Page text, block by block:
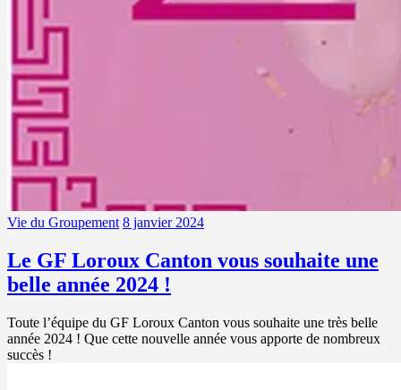
Vie du Groupement 8 janvier 2024
Le GF Loroux Canton vous souhaite une
belle année 2024 !
Toute l’équipe du GF Loroux Canton vous souhaite une très belle
année 2024 ! Que cette nouvelle année vous apporte de nombreux
succès !